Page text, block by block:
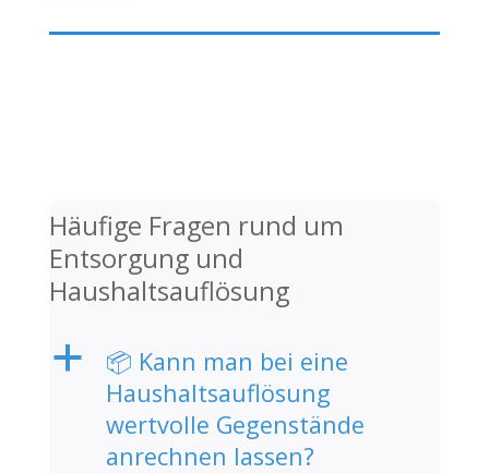
Häufige Fragen rund um
Entsorgung und
Haushaltsauflösung
a
📦 Kann man bei eine
Haushaltsauflösung
wertvolle Gegenstände
anrechnen lassen?